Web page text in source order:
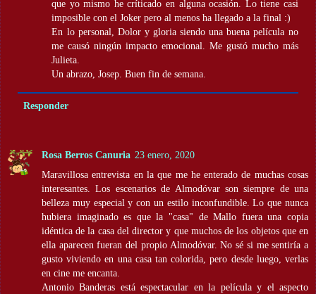
que yo mismo he críticado en alguna ocasión. Lo tiene casi
imposible con el Joker pero al menos ha llegado a la final :)
En lo personal, Dolor y gloria siendo una buena película no
me causó ningún impacto emocional. Me gustó mucho más
Julieta.
Un abrazo, Josep. Buen fin de semana.
Responder
Rosa Berros Canuria 23 enero, 2020
Maravillosa entrevista en la que me he enterado de muchas cosas
interesantes. Los escenarios de Almodóvar son siempre de una
belleza muy especial y con un estilo inconfundible. Lo que nunca
hubiera imaginado es que la "casa" de Mallo fuera una copia
idéntica de la casa del director y que muchos de los objetos que en
ella aparecen fueran del propio Almodóvar. No sé si me sentiría a
gusto viviendo en una casa tan colorida, pero desde luego, verlas
en cine me encanta.
Antonio Banderas está espectacular en la película y el aspecto